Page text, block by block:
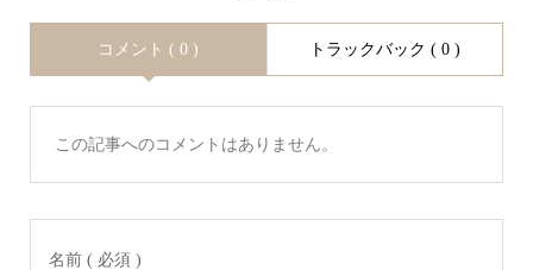
コメント ( 0 ) トラックバック ( 0 )
この記事へのコメントはありません。
名前 ( 必須 )